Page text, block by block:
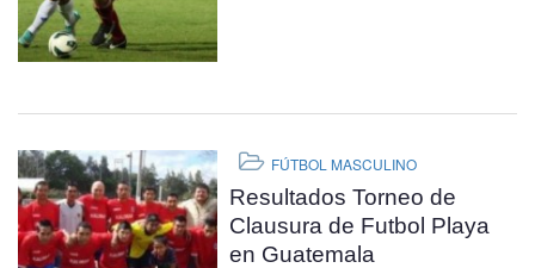
FÚTBOL MASCULINO
Resultados Torneo de
Clausura de Futbol Playa
en Guatemala